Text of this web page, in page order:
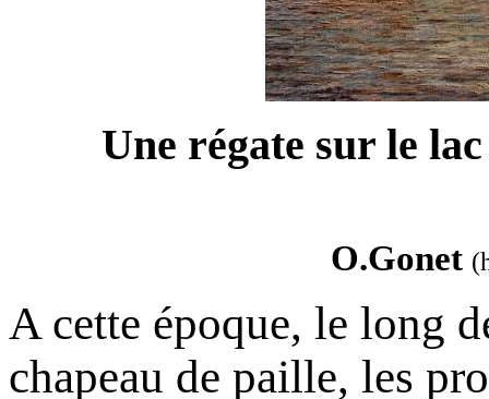
Une régate sur le
O.Gonet
A cette époque, le long
chapeau de paille, les